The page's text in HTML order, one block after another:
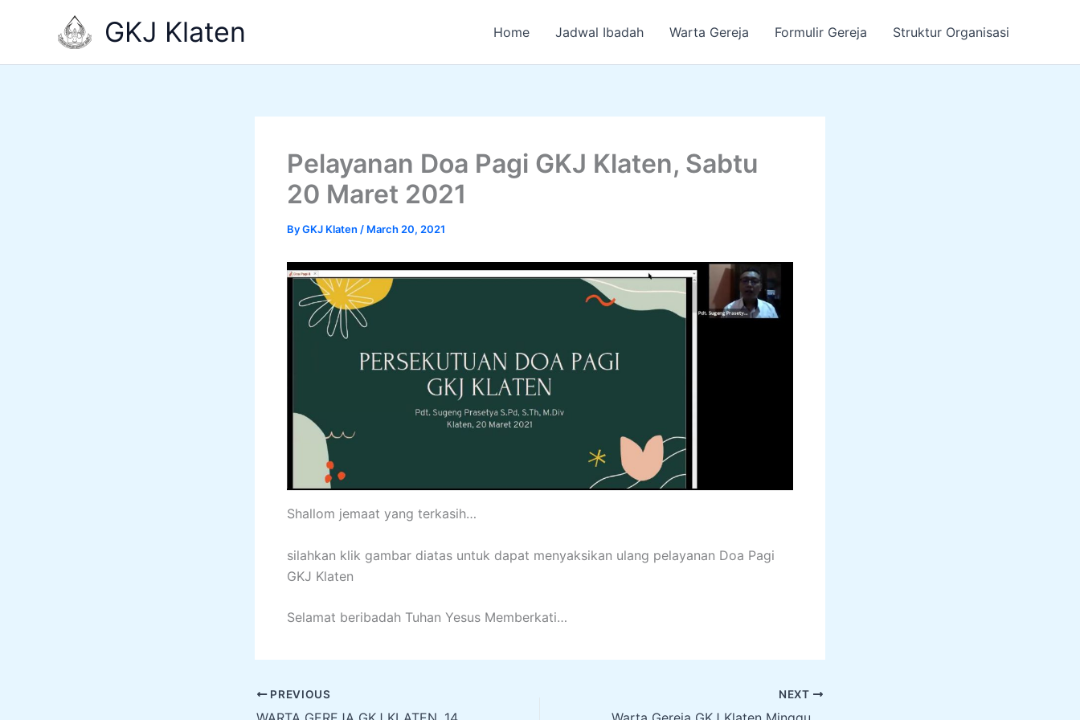
GKJ Klaten Home Jadwal Ibadah Warta Gereja Formulir Gereja Struktur Organisasi
Pelayanan Doa Pagi GKJ Klaten, Sabtu
20 Maret 2021
ByGKJ Klaten / March 20, 2021
Shallom jemaat yang terkasih…
silahkan klik gambar diatas untuk dapat menyaksikan ulang pelayanan Doa Pagi
GKJ Klaten
Selamat beribadah Tuhan Yesus Memberkati…
PREVIOUS NEXT